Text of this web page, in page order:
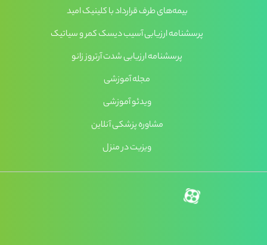
بیمه‌های طرف قرارداد با کلینیک امید
پرسشنامه ارزیابی آسیب دیسک کمر و سیاتیک
پرسشنامه ارزیابی شدت آرتروز زانو
مجله آموزشی
ویدئو آموزشی
مشاوره پزشکی آنلاین
ویزیت در منزل